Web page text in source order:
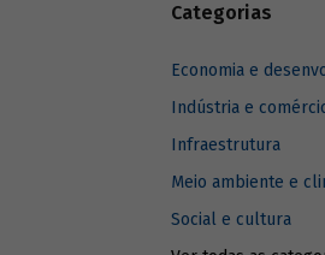
Categorias
Economia e
Indústria e
Infraestrutura
Meio ambiente e
Social e cultura